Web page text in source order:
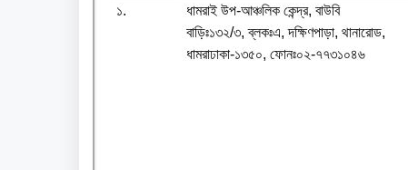
১.
ধামরাই উপ-আঞ্চলিক কেন্দ্র, বাউবি
বাড়িঃ১৩২/৩, ব্লকঃএ, দক্ষিণপাড়া, থানারোড,
ধামরাঢাকা-১৩৫০, ফোনঃ০২-৭৭৩১০৪৬